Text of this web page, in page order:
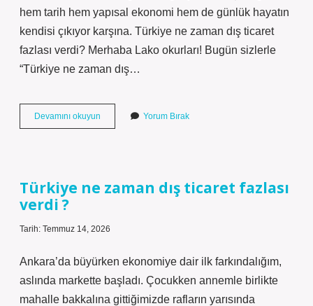
hem tarih hem yapısal ekonomi hem de günlük hayatın
kendisi çıkıyor karşına. Türkiye ne zaman dış ticaret
fazlası verdi? Merhaba Lako okurları! Bugün sizlerle
“Türkiye ne zaman dış…
Devamını okuyun
ne
verdi
Yorum Bırak
Türkiye ne zaman dış ticaret fazlası
verdi ?
Tarih: Temmuz 14, 2026
Ankara’da büyürken ekonomiye dair ilk farkındalığım,
aslında markette başladı. Çocukken annemle birlikte
mahalle bakkalına gittiğimizde rafların yarısında